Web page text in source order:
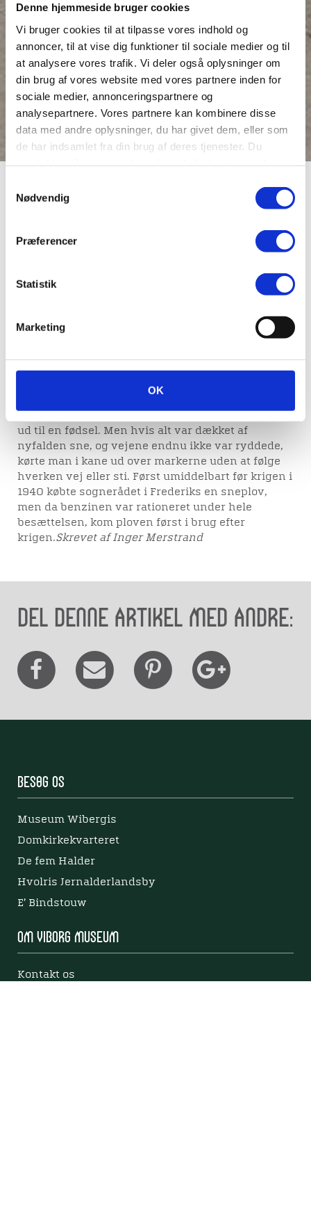
Denne hjemmeside bruger cookies
Vi bruger cookies til at tilpasse vores indhold og
annoncer, til at vise dig funktioner til sociale medier og til
at analysere vores trafik. Vi deler også oplysninger om
din brug af vores website med vores partnere inden for
sociale medier, annonceringspartnere og
analysepartnere. Vores partnere kan kombinere disse
data med andre oplysninger, du har givet dem, eller som
de har indsamlet fra din brug af deres tjenester. Du
Nødvendig
Præferencer
Statistik
Marketing
OK
For 100 år siden
Vinteren 1908-1909 var meget streng med hård
i 100 dage, og i marts skruede isen i Storebælt sig
op til ikke mindre end 6 meter. Her ses Frederiks
i billedet har kastet sneen op i meterhøje mure
langs vejen. Det var snefogedens ansvar at få
i alt 8 snefogeder. Hvervet var borgerligt ombud
og ikke særlig eftertragtet trods et lille vederlag.
ud til en fødsel. Men hvis alt var dækket af
nyfalden sne, og vejene endnu ikke var ryddede,
kørte man i kane ud over markerne uden at følge
hverken vej eller sti. Først umiddelbart før krigen i
1940 købte sognerådet i Frederiks en sneplov,
men da benzinen var rationeret under hele
besættelsen, kom ploven først i brug efter
krigen.Skrevet af Inger Merstrand
Del denne artikel med andre:
Besøg os
Museum Wibergis
Domkirkekvarteret
De fem Halder
Hvolris Jernalderlandsby
E' Bindstouw
Om Viborg Museum
Kontakt os